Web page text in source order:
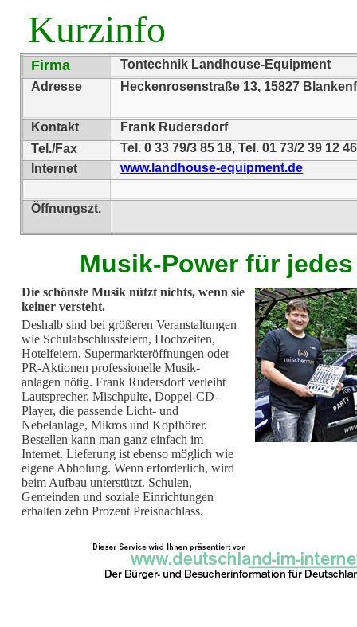
Die schönste Musik nützt nichts, wenn sie
keiner versteht.
Deshalb sind bei größeren Veranstaltungen
wie Schulabschlussfeiern, Hochzeiten,
Hotelfeiern, Supermarkteröffnungen oder
PR-Aktionen professionelle Musik-
anlagen nötig. Frank Rudersdorf verleiht
Lautsprecher, Mischpulte, Doppel-CD-
Player, die passende Licht- und
Nebelanlage, Mikros und Kopfhörer.
Bestellen kann man ganz einfach im
Internet. Lieferung ist ebenso möglich wie
eigene Abholung. Wenn erforderlich, wird
beim Aufbau unterstützt. Schulen,
Gemeinden und soziale Einrichtungen
erhalten zehn Prozent Preisnachlass.
Musik-Power für
Kurzinfo
Firma
Tontechnik Landhouse-Equipment
Adresse
Heckenrosenstraße 13, 15827
Kontakt
Frank Rudersdorf
Tel./Fax
Tel. 0 33 79/3 85 18, Tel. 01 73/2 39 12
Internet
www.landhouse-equipment.de
Öffnungszt.